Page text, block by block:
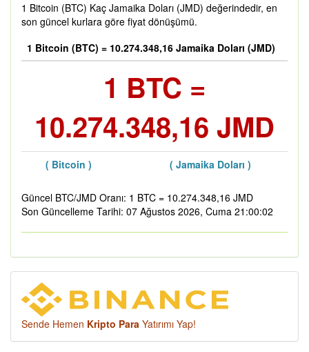
1 Bitcoin (BTC) Kaç Jamaika Doları (JMD) değerindedir, en
son güncel kurlara göre fiyat dönüşümü.
1 Bitcoin (BTC) = 10.274.348,16 Jamaika Doları (JMD)
1 BTC =
10.274.348,16 JMD
( Bitcoin ) ( Jamaika Doları )
Güncel BTC/JMD Oranı: 1 BTC = 10.274.348,16 JMD
Son Güncelleme Tarihi: 07 Ağustos 2026, Cuma 21:00:02
Sende Hemen Kripto Para Yatırımı Yap!